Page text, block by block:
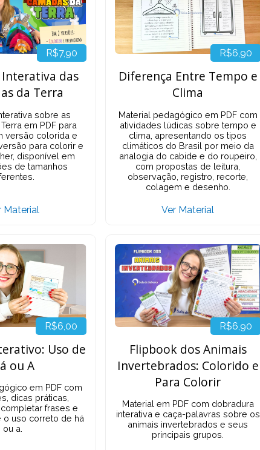
R$7,90
das
da Terra
sobre as
em PDF para
versão colorida e
para colorir e
disponível em
de tamanhos
Material
R$6,90
Diferença Entre Tempo e
Clima
Material pedagógico em PDF com
atividades lúdicas sobre tempo e
clima, apresentando os tipos
climáticos do Brasil por meio da
analogia do cabide e do roupeiro,
com propostas de leitura,
observação, registro, recorte,
colagem e desenho.
Ver Material
R$6,00
Uso de
ou A
em PDF com
dicas práticas,
frases e
o uso correto de há
ou a.
R$6,90
Flipbook dos Animais
Invertebrados: Colorido e
Para Colorir
Material em PDF com dobradura
interativa e caça-palavras sobre os
animais invertebrados e seus
principais grupos.